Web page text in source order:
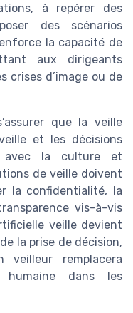
à repérer des
des scénarios
la capacité de
aux dirigeants
crises d’image ou de
que la veille
et les décisions
avec la culture et
de veille doivent
la confidentialité, la
vis-à-vis
veille devient
la prise de décision,
remplacera
humaine dans les